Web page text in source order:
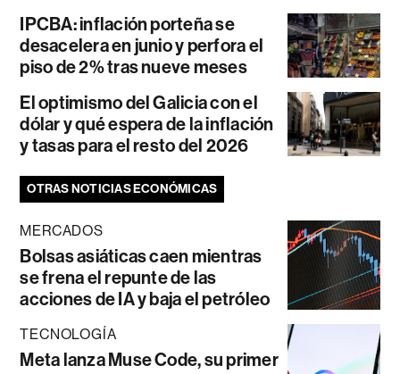
IPCBA: inflación porteña se
desacelera en junio y perfora el
piso de 2% tras nueve meses
El optimismo del Galicia con el
dólar y qué espera de la inflación
y tasas para el resto del 2026
OTRAS NOTICIAS ECONÓMICAS
MERCADOS
Bolsas asiáticas caen mientras
se frena el repunte de las
acciones de IA y baja el petróleo
TECNOLOGÍA
Meta lanza Muse Code, su primer